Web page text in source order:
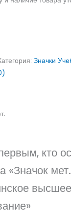
Значки
кто
«Значок мет.
высшее